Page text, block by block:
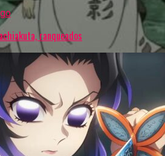
ranqueados